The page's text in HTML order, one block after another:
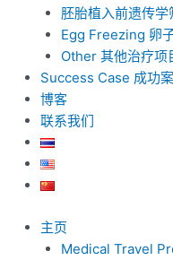
胚胎植入前遗传
Egg Freezing 卵
Other 其他治疗项
Success Case 成功
博客
联系我们
主页
Medical Travel